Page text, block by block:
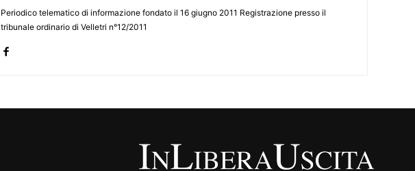
Periodico telematico di informazione fondato il 16 giugno 2011 Registrazione presso il
tribunale ordinario di Velletri n°12/2011